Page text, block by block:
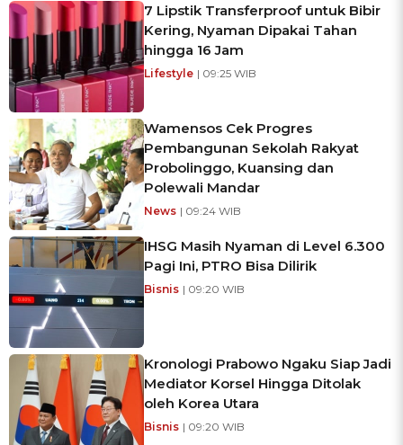
7 Lipstik Transferproof untuk Bibir
Kering, Nyaman Dipakai Tahan
hingga 16 Jam
Lifestyle | 09:25 WIB
Wamensos Cek Progres
Pembangunan Sekolah Rakyat
Probolinggo, Kuansing dan
Polewali Mandar
News | 09:24 WIB
IHSG Masih Nyaman di Level 6.300
Pagi Ini, PTRO Bisa Dilirik
Bisnis | 09:20 WIB
Kronologi Prabowo Ngaku Siap Jadi
Mediator Korsel Hingga Ditolak
oleh Korea Utara
Bisnis | 09:20 WIB